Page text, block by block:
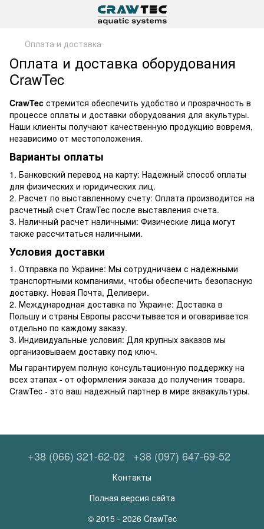
Оплата и доставка
Оплата и доставка оборудования
CrawTec
CrawTec стремится обеспечить удобство и прозрачность в
процессе оплаты и доставки оборудования для акультуры.
Наши клиенты получают качественную продукцию вовремя,
независимо от местоположения.
Варианты оплаты
1. Банковский перевод на карту: Надежный способ оплаты
для физических и юридических лиц.
2. Расчет по выставленному счету: Оплата производится на
расчетный счет CrawTec после выставления счета.
3. Наличный расчет наличными: Физические лица могут
также рассчитаться наличными.
Условия доставки
1. Отправка по Украине: Мы сотрудничаем с надежными
транспортными компаниями, чтобы обеспечить безопасную
доставку. Новая Почта, Деливери.
2. Международная доставка по Украине: Доставка в
Польшу и страны Европы рассчитывается и оговаривается
отдельно по каждому заказу.
3. Индивидуальные условия: Для крупных заказов мы
организовываем доставку под ключ.
Мы гарантируем полную консультационную поддержку на
всех этапах - от оформления заказа до получения товара.
CrawTec - это ваш надежный партнер в мире аквакультуры.
+38 (066) 321-62-02 +38 (097) 647-69-52
Контакты
Полная версия сайта
© 2015 - 2026 CrawTec